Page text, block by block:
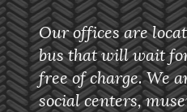
Our offices are
bus that will wait
free of charge. We
social centers,